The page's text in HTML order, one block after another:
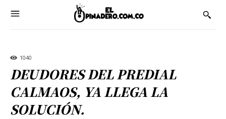
1040
DEUDORES DEL PREDIAL
CALMAOS, YA LLEGA LA
SOLUCIÓN.